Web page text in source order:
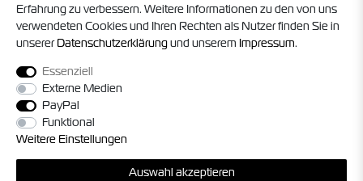
© 2026 Timo Struck und Jörg Militzer GbR. Alle Rechte vorbehalten. Alle
Erfahrung zu verbessern. Weitere Informationen zu den von uns
verwendeten Cookies und Ihren Rechten als Nutzer finden Sie in
unsererDaten­schutz­erklärungund unserem Impressum.
Essenziell
Externe Medien
PayPal
Funktional
Weitere Einstellungen
Auswahl akzeptieren